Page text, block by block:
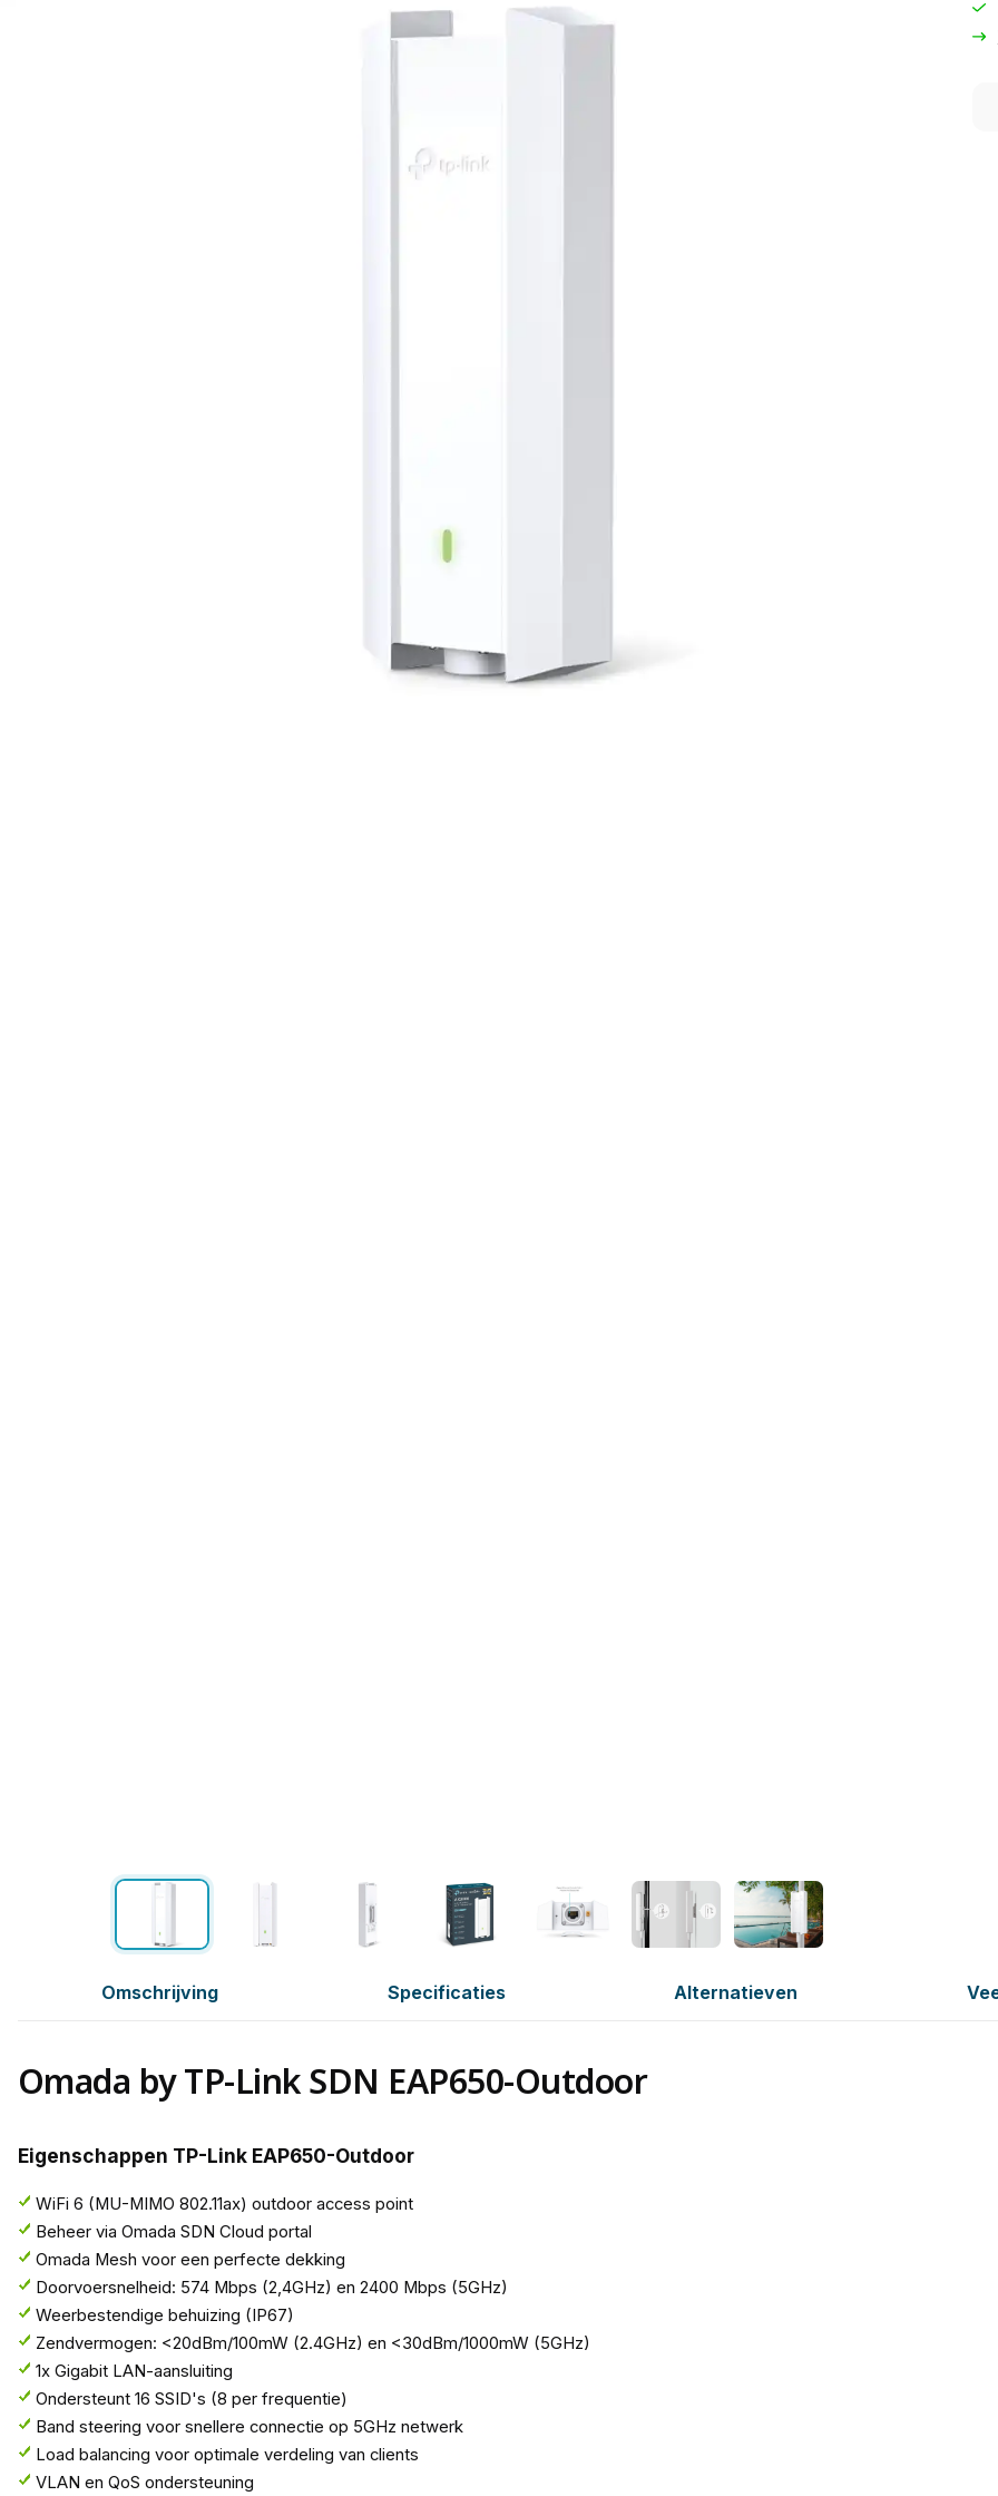
Omschrijving Specificaties Alternatieven
Omada by TP-Link SDN EAP650-Outdoor
Eigenschappen TP-Link EAP650-Outdoor
WiFi 6 (MU-MIMO 802.11ax) outdoor access point
Beheer via Omada SDN Cloud portal
Omada Mesh voor een perfecte dekking
Doorvoersnelheid: 574 Mbps (2,4GHz) en 2400 Mbps (5GHz)
Weerbestendige behuizing (IP67)
Zendvermogen: <20dBm/100mW (2.4GHz) en <30dBm/1000mW (5GHz)
1x Gigabit LAN-aansluiting
Ondersteunt 16 SSID's (8 per frequentie)
Band steering voor snellere connectie op 5GHz netwerk
Load balancing voor optimale verdeling van clients
VLAN en QoS ondersteuning